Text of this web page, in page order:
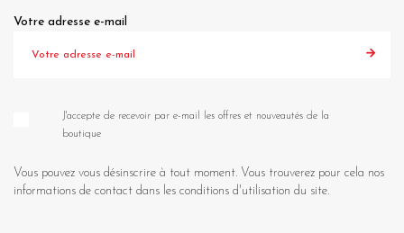
Votre adresse e-mail
J'accepte de recevoir par e-mail les offres et nouveautés de la
boutique
Vous pouvez vous désinscrire à tout moment. Vous trouverez pour cela nos
informations de contact dans les conditions d'utilisation du site.